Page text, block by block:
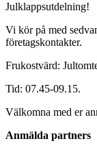
Julklappsutdelning!
Vi kör på med
företagskontakter.
Frukostvärd:
Tid: 07.45-09.15.
Välkomna med er
Anmälda partners